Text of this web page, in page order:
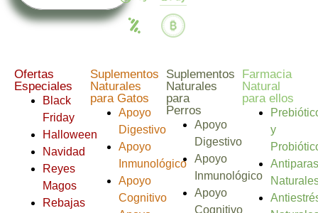
Ofertas
Especiales
Black
Friday
Halloween
Navidad
Reyes
Magos
Rebajas
Suplementos
Naturales
para Gatos
Apoyo
Digestivo
Apoyo
Inmunológico
Apoyo
Cognitivo
Suplementos
Naturales
para
Perros
Apoyo
Digestivo
Apoyo
Inmunológico
Apoyo
Cognitivo
Farmacia
Natural
para ellos
y